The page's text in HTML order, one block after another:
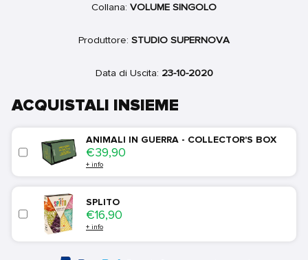
Collana: VOLUME SINGOLO
Produttore: STUDIO SUPERNOVA
Data di Uscita: 23-10-2020
ACQUISTALI INSIEME
ANIMALI IN GUERRA - COLLECTOR'S BOX
Price
€39,90
+ info
SPLITO
Price
€16,90
+ info